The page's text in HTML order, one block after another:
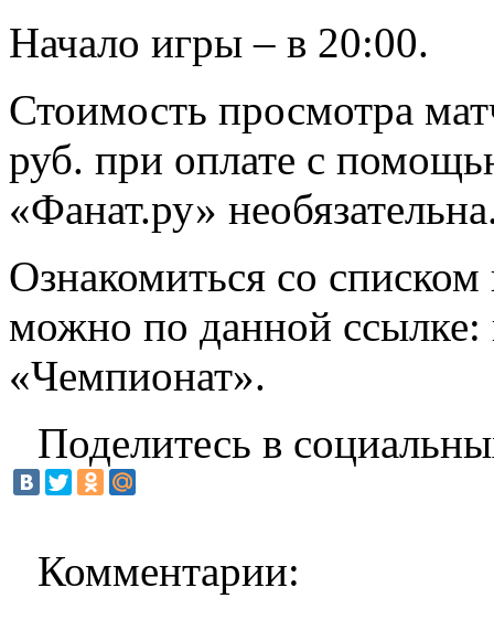
Начало игры – в 20:00.
Стоимость просмотра
руб. при оплате с
«Фанат.ру»
Ознакомиться со
можно по данной ссылке:
«Чемпионат».
Поделитесь в
Комментарии: